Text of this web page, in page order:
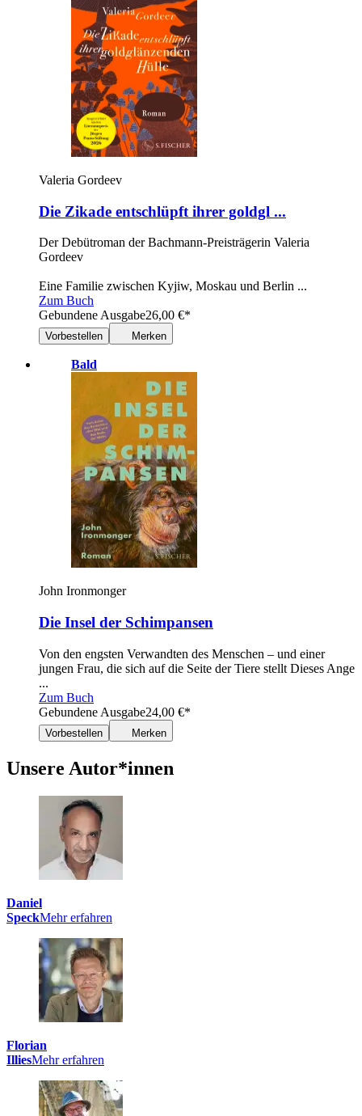
Valeria Gordeev
Die Zikade entschlüpft ihrer goldgl ...
Der Debütroman der Bachmann-Preisträgerin Valeria
Gordeev
Eine Familie zwischen Kyjiw, Moskau und Berlin ...
Zum Buch
Gebundene Ausgabe26,00 €*
Vorbestellen Merken
Bald
John Ironmonger
Die Insel der Schimpansen
Von den engsten Verwandten des Menschen – und einer
jungen Frau, die sich auf die Seite der Tiere stellt Dieses Ange
...
Zum Buch
Gebundene Ausgabe24,00 €*
Vorbestellen Merken
Unsere Autor*innen
Daniel
SpeckMehr erfahren
Florian
IlliesMehr erfahren